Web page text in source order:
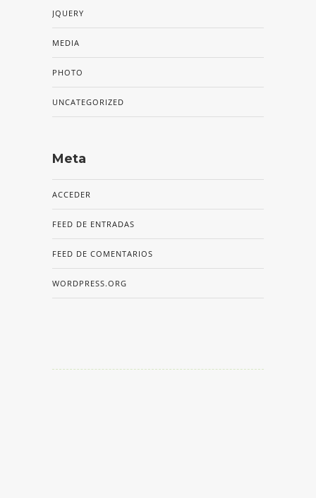
JQUERY
MEDIA
PHOTO
UNCATEGORIZED
Meta
ACCEDER
FEED DE ENTRADAS
FEED DE COMENTARIOS
WORDPRESS.ORG